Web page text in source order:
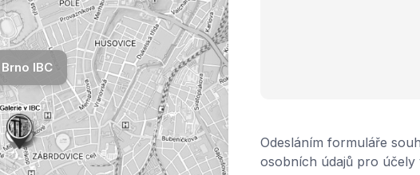
Brno IBC
Odesláním formuláře
osobních údajů pro účely